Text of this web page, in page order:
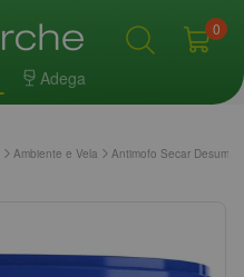
Adega
0
Ambiente e Vela Antimofo Secar